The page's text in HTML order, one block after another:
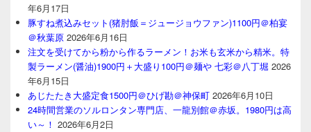
年6月17日
豚すね煮込みセット(猪肘飯＝ジュージョウファン)1100円＠柏宴
＠秋葉原 2026年6月16日
注文を受けてから粉から作るラーメン！お米も玄米から精米。特
製ラーメン(醤油)1900円＋大盛り100円＠麺や 七彩＠八丁堀 2026
年6月15日
あじたたき大盛定食1500円＠ひげ勘＠神保町 2026年6月10日
24時間営業のソルロンタン専門店、一龍別館＠赤坂。1980円は高
い～！ 2026年6月2日